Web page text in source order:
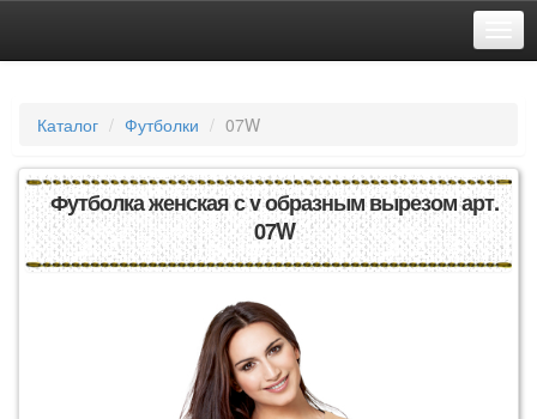
Каталог Футболки 07W
Футболка женская с v образным вырезом арт.
07W